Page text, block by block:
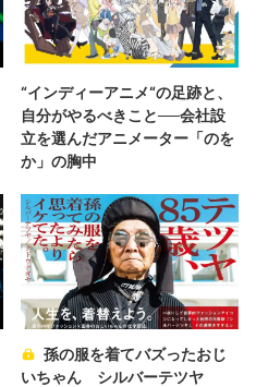
“インディーアニメ“の足跡と、
自分がやるべきこと──会社設
立を選んだアニメーター「のを
か」の胸中
孫の服を着てバズったおじ
いちゃん シルバーテツヤ